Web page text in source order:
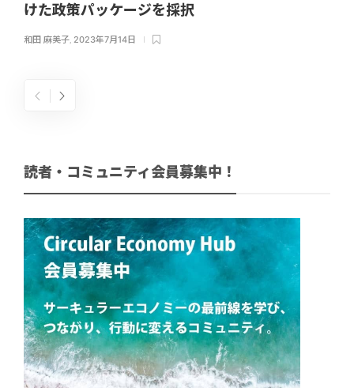
けた政策パッケージを採択
和田 麻美子, 2023年7月14日
読者・コミュニティ会員募集中！